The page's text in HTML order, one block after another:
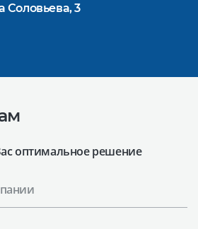
Соловьева, 3
оптимальное решение